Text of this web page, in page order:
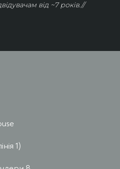
від ~7 років.//
1)